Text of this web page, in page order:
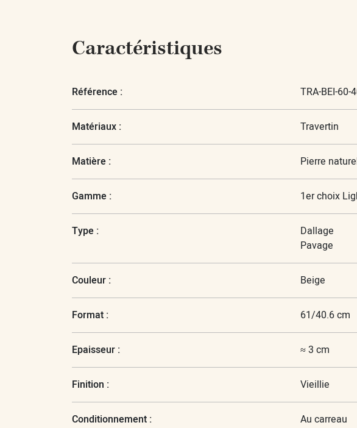
Caractéristiques
Référence : TRA-BEI-60-
Matériaux : Travertin
Matière : Pierre
Gamme : 1er choix
Type :
Dallage
Pavage
Couleur : Beige
Format : 61/40.6 cm
Epaisseur : ≈ 3 cm
Finition : Vieillie
Conditionnement : Au carreau